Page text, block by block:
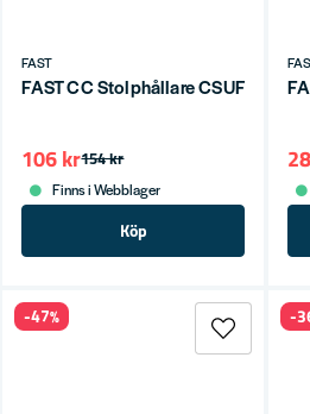
FAST
FAST CC Stolphållare CSUF 48x60
154 kr
106 kr
Finns i Webblager
Köp
-47% -